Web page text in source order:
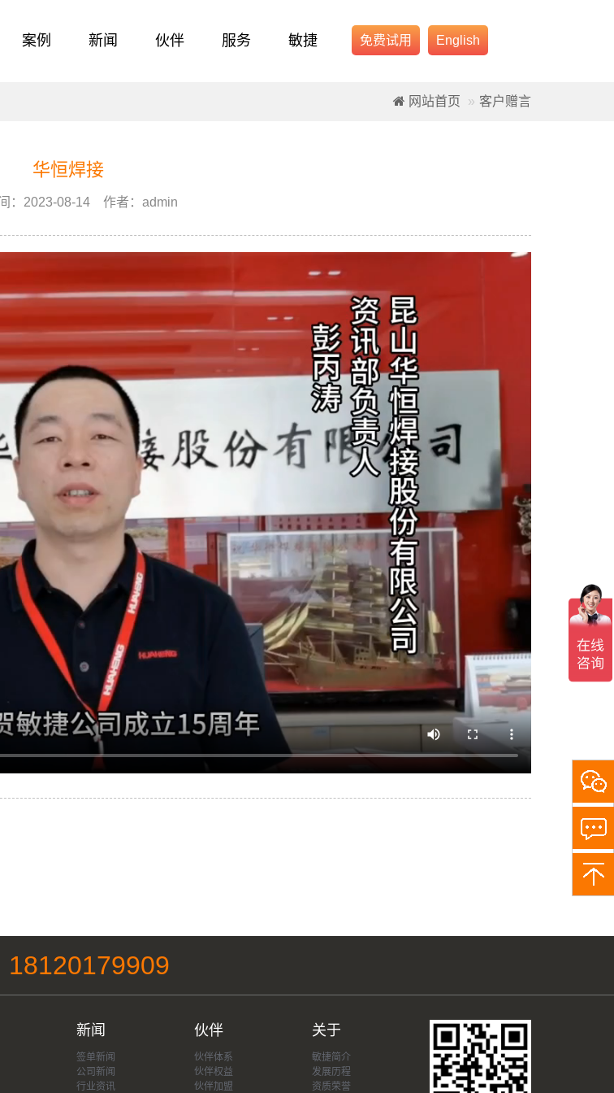
案例 新闻 伙伴 服务 敏捷 免费试用 English
网站首页 客户赠言
华恒焊接
：2023-08-14 作者：admin
18120179909
新闻
签单新闻
公司新闻
行业资讯
伙伴
伙伴体系
伙伴权益
伙伴加盟
关于
敏捷简介
发展历程
资质荣誉
注